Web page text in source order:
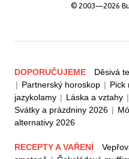
© 2003—2026
DOPORUČUJEME Děsivá
| Partnerský horoskop | Pick
jazykolamy | Láska a vztahy |
Svátky a prázdniny 2026 |
alternativy 2026
RECEPTY A VAŘENÍ